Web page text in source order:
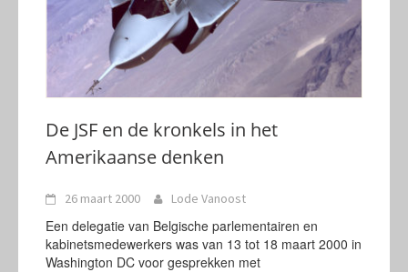
De JSF en de kronkels in het
Amerikaanse denken
26 maart 2000 Lode Vanoost
Een delegatie van Belgische parlementairen en
kabinetsmedewerkers was van 13 tot 18 maart 2000 in
Washington DC voor gesprekken met